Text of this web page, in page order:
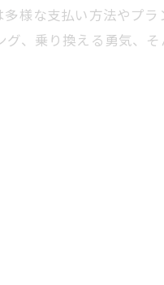
様な支払い方法やプ
、乗り換える勇気、